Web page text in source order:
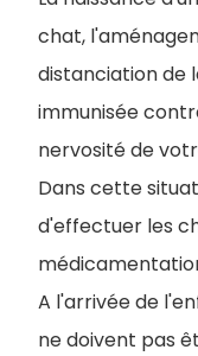
chat,
distanciation de
immunisée
nervosité de
Dans cette
d'effectuer les
A l'arrivée de
ne doivent pas